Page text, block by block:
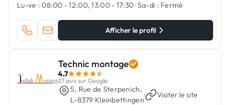
Lu-ve : 08:00 - 12:00, 13:00 - 17:30·Sa-di : Fermé
Afficher le profil
Technic montage
4.7
27 avis sur Google
5, Rue de Sterpenich,
L-8379 Kleinbettingen
· Visiter le site